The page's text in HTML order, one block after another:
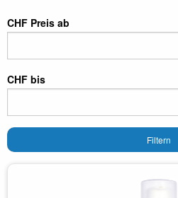
CHF Preis ab
CHF bis
Filtern